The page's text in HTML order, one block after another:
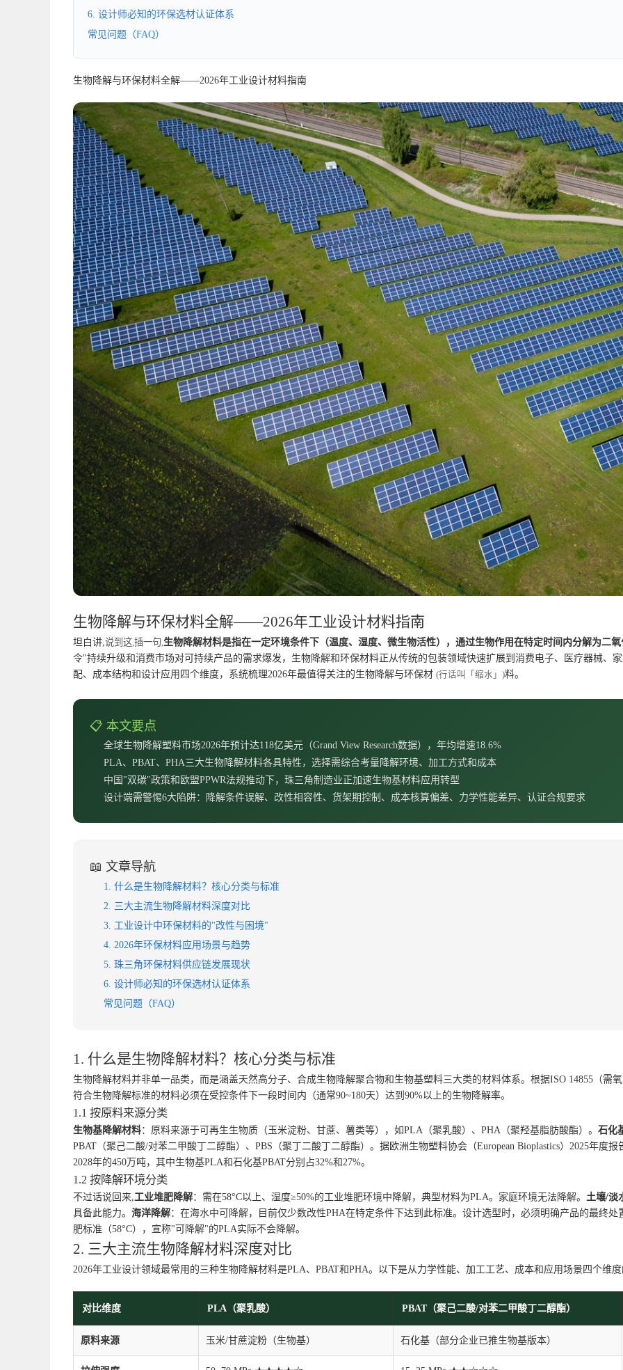
6. 设计师必知的环保选材认证体系
常见问题（FAQ）
生物降解与环保材料全解——2026年工业设计材料指南
生物降解与环保材料全解——2026年工业设计材料指南
坦白讲, 说到这,插一句, 生物降解材料是指在一定环境条件下（温度、湿度、微生物活性），通过生物作用在特定时间内分解为二
令"持续升级和消费市场对可持续产品的需求爆发，生物降解和环保材料正从传统的包装领域快速扩展到消费电子、医疗器械、
配、成本结构和设计应用四个维度，系统梳理2026年最值得关注的生物降解与环保材 (行话叫「缩水」)料。
📋 本文要点
全球生物降解塑料市场2026年预计达118亿美元（Grand View Research数据），年均增速18.6%
PLA、PBAT、PHA三大生物降解材料各具特性，选择需综合考量降解环境、加工方式和成本
中国"双碳"政策和欧盟PPWR法规推动下，珠三角制造业正加速生物基材料应用转型
设计端需警惕6大陷阱：降解条件误解、改性相容性、货架期控制、成本核算偏差、力学性能差异、认证合规要求
📖 文章导航
1. 什么是生物降解材料？核心分类与标准
2. 三大主流生物降解材料深度对比
3. 工业设计中环保材料的"改性与困境"
4. 2026年环保材料应用场景与趋势
5. 珠三角环保材料供应链发展现状
6. 设计师必知的环保选材认证体系
常见问题（FAQ）
1. 什么是生物降解材料？核心分类与标准
生物降解材料并非单一品类，而是涵盖天然高分子、合成生物降解聚合物和生物基塑料三大类的材料体系。根据ISO 14855（需
符合生物降解标准的材料必须在受控条件下一段时间内（通常90~180天）达到90%以上的生物降解率。
1.1 按原料来源分类
生物基降解材料：原料来源于可再生生物质（玉米淀粉、甘蔗、薯类等），如PLA（聚乳酸）、PHA（聚羟基脂肪酸酯）。 石化
PBAT（聚己二酸/对苯二甲酸丁二醇酯）、PBS（聚丁二酸丁二醇酯）。据欧洲生物塑料协会（European Bioplastics）2025年度
2028年的450万吨，其中生物基PLA和石化基PBAT分别占32%和27%。
1.2 按降解环境分类
不过话说回来, 工业堆肥降解：需在58°C以上、湿度≥50%的工业堆肥环境中降解，典型材料为PLA。家庭环境无法降解。 土壤/淡
具备此能力。 海洋降解：在海水中可降解，目前仅少数改性PHA在特定条件下达到此标准。设计选型时，必须明确产品的最终
肥标准（58°C），宣称"可降解"的PLA实际不会降解。
2. 三大主流生物降解材料深度对比
2026年工业设计领域最常用的三种生物降解材料是PLA、PBAT和PHA。以下是从力学性能、加工工艺、成本和应用场景四个维
对比维度 PLA（聚乳酸） PBAT（聚己二酸/对苯二甲酸丁二醇酯）
原料来源 玉米/甘蔗淀粉（生物基） 石化基（部分企业已推生物基版本）